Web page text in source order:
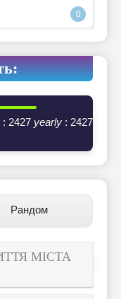
0
: 2427 yearly : 2427
Рандом
МІСТА